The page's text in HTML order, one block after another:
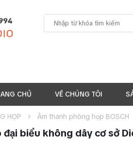
CHỦ VỀ CHÚNG TÔI
HỌP Âm thanh phòng họp BOSCH
đại biểu không dây cơ sở